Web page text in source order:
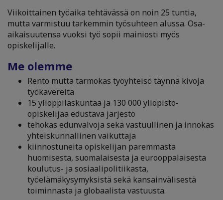
Viikoittainen työaika tehtävässä on noin 25 tuntia,
mutta varmistuu tarkemmin työsuhteen alussa. Osa-
aikaisuutensa vuoksi työ sopii mainiosti myös
opiskelijalle.
Me olemme
Rento mutta tarmokas työyhteisö täynnä kivoja
työkavereita
15 ylioppilaskuntaa ja 130 000 yliopisto-
opiskelijaa edustava järjestö
tehokas edunvalvoja sekä vastuullinen ja innokas
yhteiskunnallinen vaikuttaja
kiinnostuneita opiskelijan paremmasta
huomisesta, suomalaisesta ja eurooppalaisesta
koulutus- ja sosiaalipolitiikasta,
työelämäkysymyksistä sekä kansainvälisestä
toiminnasta ja globaalista vastuusta.